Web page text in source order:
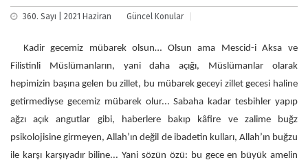
360. Sayı | 2021 Haziran Güncel Konular
Kadir gecemiz mübarek olsun… Olsun ama Mescid-i Aksa ve
Filistinli Müslümanların, yani daha açığı, Müslümanlar olarak
hepimizin başına gelen bu zillet, bu mübarek geceyi zillet gecesi haline
getirmediyse gecemiz mübarek olur... Sabaha kadar tesbihler yapıp
ağzı açık angutlar gibi, haberlere bakıp kâfire ve zalime buğz
psikolojisine girmeyen, Allah’ın değil de ibadetin kulları, Allah’ın buğzu
ile karşı karşıyadır biline... Yani sözün özü: bu gece en büyük amelin